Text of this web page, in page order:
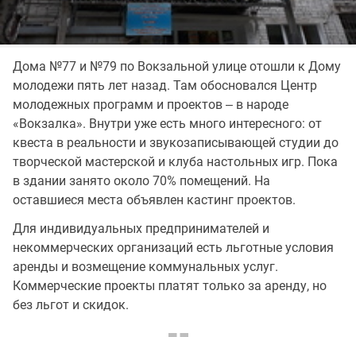
Дома №77 и №79 по Вокзальной улице отошли к Дому
молодежи пять лет назад. Там обосновался Центр
молодежных программ и проектов ‒ в народе
«Вокзалка». Внутри уже есть много интересного: от
квеста в реальности и звукозаписывающей студии до
творческой мастерской и клуба настольных игр. Пока
в здании занято около 70% помещений. На
оставшиеся места объявлен кастинг проектов.
Для индивидуальных предпринимателей и
некоммерческих организаций есть льготные условия
аренды и возмещение коммунальных услуг.
Коммерческие проекты платят только за аренду, но
без льгот и скидок.